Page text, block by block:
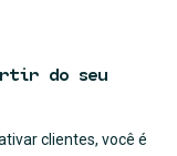
do seu
clientes, você é